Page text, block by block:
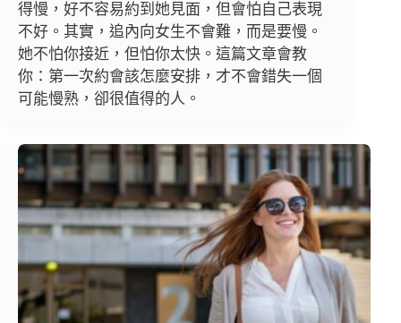
得慢，好不容易約到她見面，但會怕自己表現
不好。其實，追內向女生不會難，而是要慢。
她不怕你接近，但怕你太快。這篇文章會教
你：第一次約會該怎麼安排，才不會錯失一個
可能慢熟，卻很值得的人。